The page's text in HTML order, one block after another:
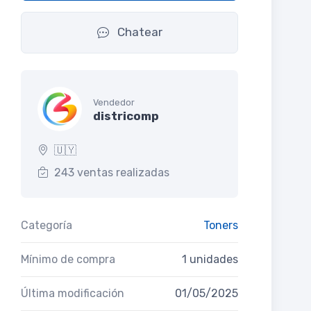
Chatear
Vendedor
districomp
🇺🇾
243 ventas realizadas
Categoría Toners
Mínimo de compra 1 unidades
Última modificación 01/05/2025